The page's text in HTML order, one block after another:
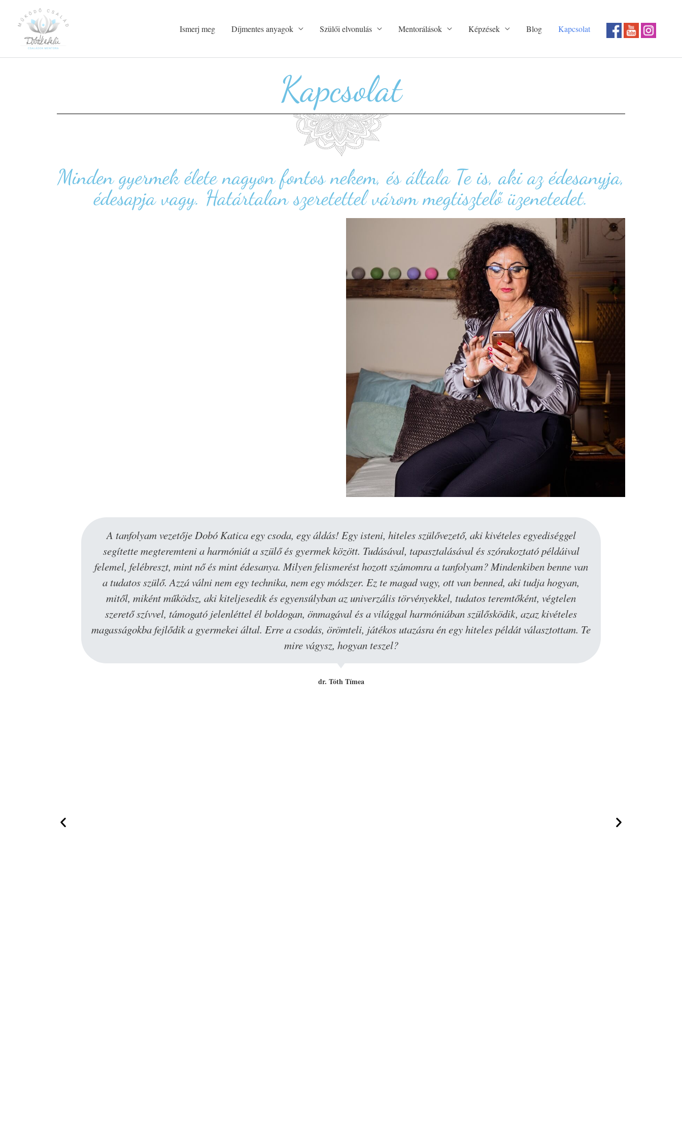
Ismerj meg Díjmentes anyagok Szülői elvonulás Mentorálások Képzések Blog Kapcsolat
Kapcsolat
Minden gyermek élete nagyon fontos nekem, és általa Te is, aki az édesanyja,
édesapja vagy. Határtalan szeretettel várom megtisztelő üzenetedet.
A tanfolyam vezetője Dobó Katica egy csoda, egy áldás! Egy isteni, hiteles szülővezető, aki kivételes egyediséggel
segítette megteremteni a harmóniát a szülő és gyermek között. Tudásával, tapasztalásával és szórakoztató példáival
felemel, felébreszt, mint nő és mint édesanya. Milyen felismerést hozott számomra a tanfolyam? Mindenkiben benne van
a tudatos szülő. Azzá válni nem egy technika, nem egy módszer. Ez te magad vagy, ott van benned, aki tudja hogyan,
mitől, miként működsz, aki kiteljesedik és egyensúlyban az univerzális törvényekkel, tudatos teremtőként, végtelen
szerető szívvel, támogató jelenléttel él boldogan, önmagával és a világgal harmóniában szülősködik, azaz kivételes
magasságokba fejlődik a gyermekei által. Erre a csodás, örömteli, játékos utazásra én egy hiteles példát választottam️. Te
mire vágysz, hogyan teszel?
dr. Tóth Tímea